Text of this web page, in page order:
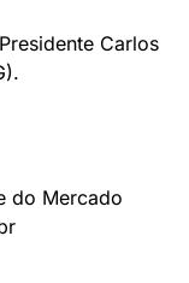
Carlos
do Mercado